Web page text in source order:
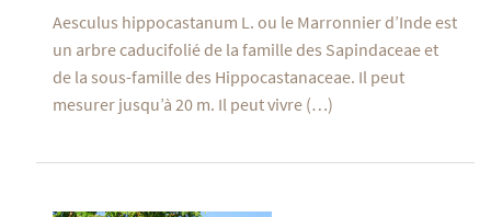
Aesculus hippocastanum L. ou le Marronnier d’Inde est
un arbre caducifolié de la famille des Sapindaceae et
de la sous-famille des Hippocastanaceae. Il peut
mesurer jusqu’à 20 m. Il peut vivre (…)